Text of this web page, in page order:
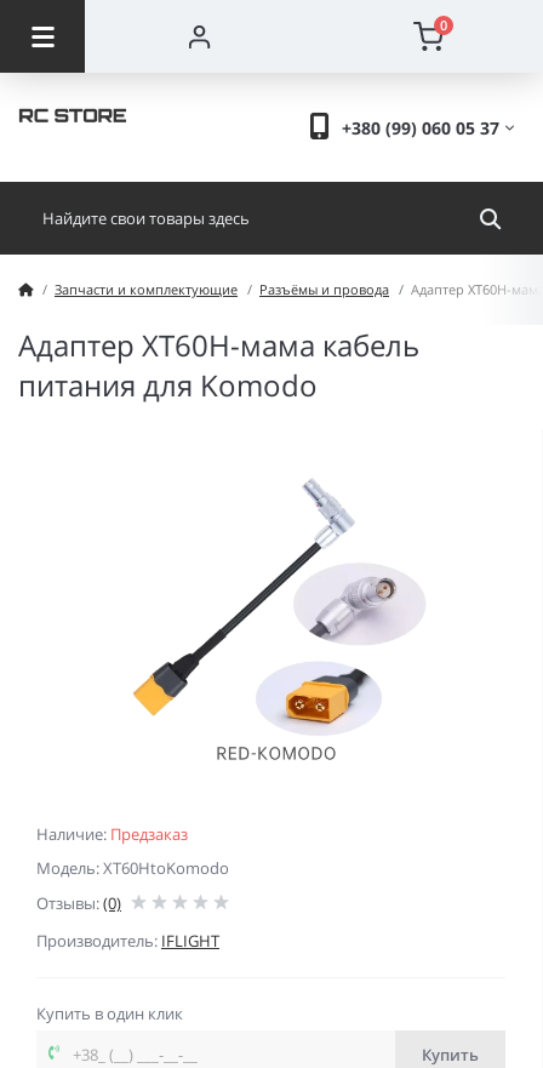
0
+380 (99) 060 05 37
Запчасти и комплектующие Разъёмы и провода Адаптер XT60H-
Адаптер XT60H-мама кабель
питания для Komodo
Наличие: Предзаказ
Модель: XT60HtoKomodo
Отзывы:(0)
Производитель: IFLIGHT
Купить в один клик
Купить